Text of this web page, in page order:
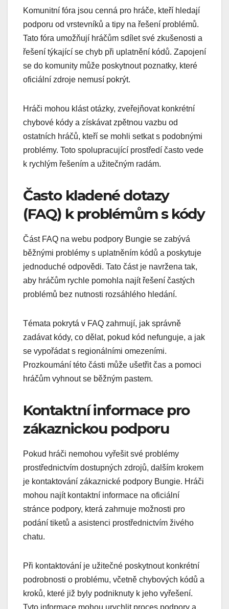
Komunitní fóra jsou cenná pro hráče, kteří hledají
podporu od vrstevníků a tipy na řešení problémů.
Tato fóra umožňují hráčům sdílet své zkušenosti a
řešení týkající se chyb při uplatnění kódů. Zapojení
se do komunity může poskytnout poznatky, které
oficiální zdroje nemusí pokrýt.
Hráči mohou klást otázky, zveřejňovat konkrétní
chybové kódy a získávat zpětnou vazbu od
ostatních hráčů, kteří se mohli setkat s podobnými
problémy. Toto spolupracující prostředí často vede
k rychlým řešením a užitečným radám.
Často kladené dotazy
(FAQ) k problémům s kódy
Část FAQ na webu podpory Bungie se zabývá
běžnými problémy s uplatněním kódů a poskytuje
jednoduché odpovědi. Tato část je navržena tak,
aby hráčům rychle pomohla najít řešení častých
problémů bez nutnosti rozsáhlého hledání.
Témata pokrytá v FAQ zahrnují, jak správně
zadávat kódy, co dělat, pokud kód nefunguje, a jak
se vypořádat s regionálními omezeními.
Prozkoumání této části může ušetřit čas a pomoci
hráčům vyhnout se běžným pastem.
Kontaktní informace pro
zákaznickou podporu
Pokud hráči nemohou vyřešit své problémy
prostřednictvím dostupných zdrojů, dalším krokem
je kontaktování zákaznické podpory Bungie. Hráči
mohou najít kontaktní informace na oficiální
stránce podpory, která zahrnuje možnosti pro
podání tiketů a asistenci prostřednictvím živého
chatu.
Při kontaktování je užitečné poskytnout konkrétní
podrobnosti o problému, včetně chybových kódů a
kroků, které již byly podniknuty k jeho vyřešení.